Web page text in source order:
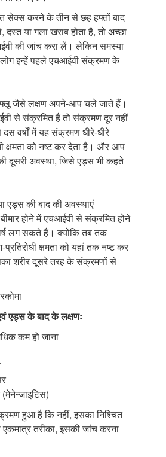
सेक्स करने के तीन से छह हफ्तों बाद
दस्त या गला खराब होता है, तो अच्छा
की जांच करा लें। लेकिन समस्या
इन्हें पहले एचआईवी संक्रमण के
फ्लू जैसे लक्षण अपने-आप चले जाते हैं।
से संक्रमित हैं तो संक्रमण दूर नहीं
वर्षों में यह संक्रमण धीरे-धीरे
क्षमता को नष्ट कर देता है। और आप
दूसरी अवस्था, जिसे एड्स भी कहते
एड्स की बाद की अवस्थाएं
होने में एचआईवी से संक्रमित होने
लग सकते हैं। क्योंकि तब तक
क्षमता को यहां तक नष्ट कर
शरीर दूसरे तरह के संक्रमणों से
एड्स के बाद के लक्षणः
कम हो जाना
(मेनेन्जाइटिस)
हुआ है कि नहीं, इसका निश्चित
तरीका, इसकी जांच करना